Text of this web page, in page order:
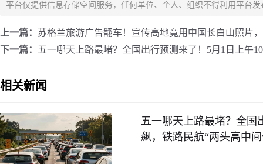
平台仅提供信息存储空间服务，任何单位、个人、组织不得利用平台
上一篇： 苏格兰旅游广告翻车！宣传高地竟用中国长白山照片
下一篇： 五一哪天上路最堵？全国出行预测来了！5月1日上午
相关新闻
五一哪天上路最堵？全国
飙，铁路民航“两头高中